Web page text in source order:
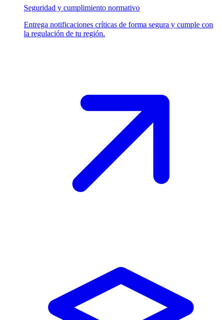
Seguridad y cumplimiento normativo
Entrega notificaciones críticas de forma segura y cumple con
la regulación de tu región.